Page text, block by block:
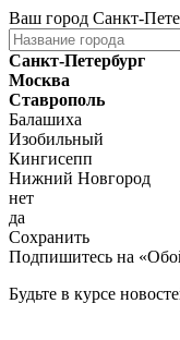
Ваш город Санкт-
Санкт-Петербург
Москва
Ставрополь
Балашиха
Изобильный
Кингисепп
Нижний Новгород
нет
да
Сохранить
Подпишитесь на
Будьте в курсе